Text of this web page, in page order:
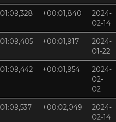
01:09,328 +00:01,840
2024-
02-14
01:09,405 +00:01,917
2024-
01-22
01:09,442 +00:01,954
2024-
02-
02
01:09,537 +00:02,049
2024-
02-14